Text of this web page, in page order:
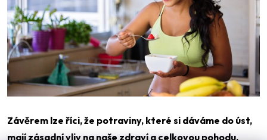
Závěrem lze říci, že potraviny, které si dáváme do úst,
mají zásadní vliv na naše zdraví a celkovou pohodu.